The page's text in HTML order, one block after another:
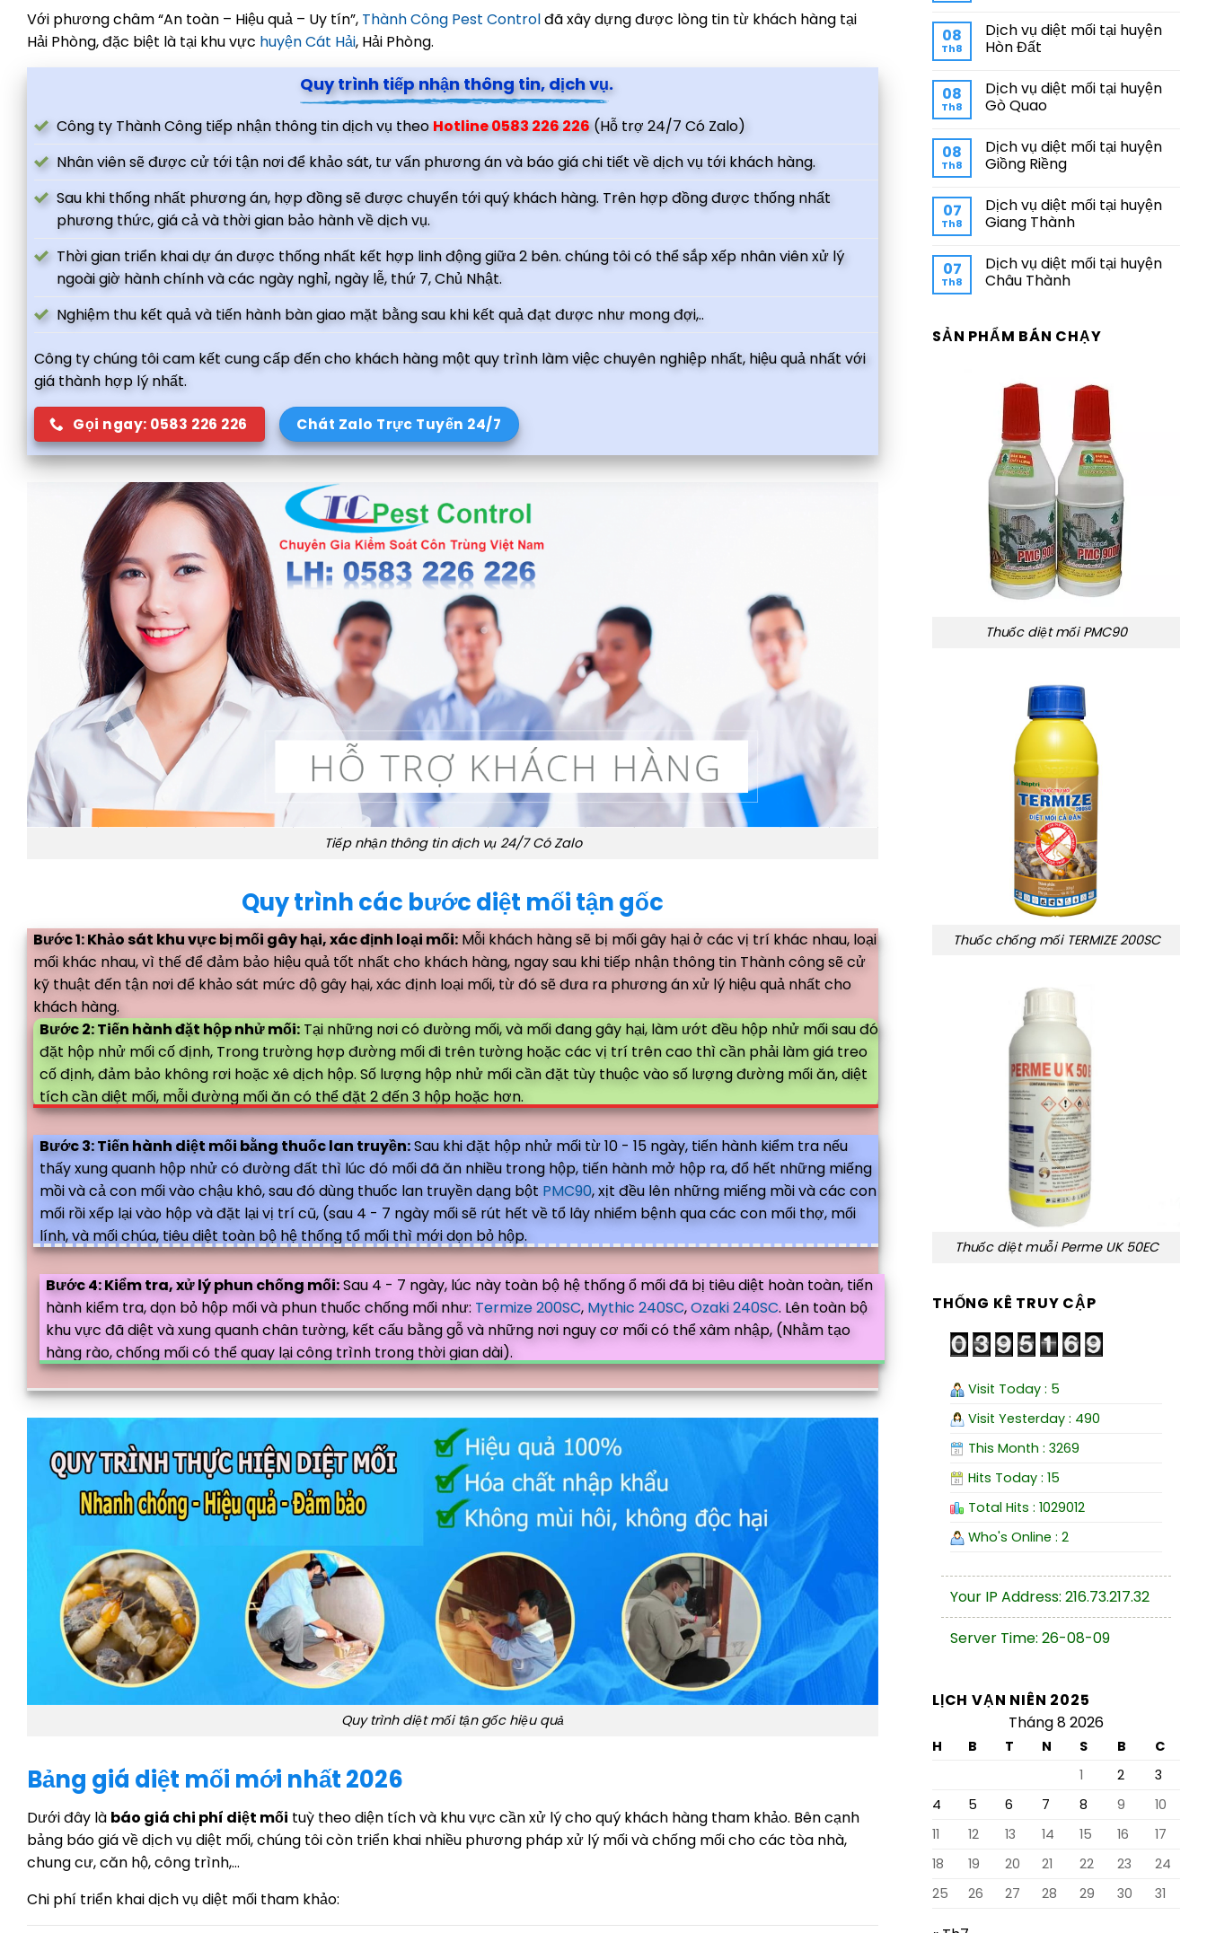
Với phương châm “An toàn – Hiệu quả – Uy tín”, Thành Công Pest Controlđã xây dựng được lòng tin từ khách hàng tại
Hải Phòng, đặc biệt là tại khu vực huyện Cát Hải, Hải Phòng.
Quy trình tiếp nhận thông tin, dịch vụ.
Công ty Thành Công tiếp nhận thông tin dịch vụ theo Hotline 0583 226 226(Hỗ trợ 24/7 Có Zalo)
Nhân viên sẽ được cử tới tận nơi để khảo sát, tư vấn phương án và báo giá chi tiết về dịch vụ tới khách hàng.
Sau khi thống nhất phương án, hợp đồng sẽ được chuyển tới quý khách hàng. Trên hợp đồng được thống nhất
phương thức, giá cả và thời gian bảo hành về dịch vụ.
Thời gian triển khai dự án được thống nhất kết hợp linh động giữa 2 bên. chúng tôi có thể sắp xếp nhân viên xử lý
ngoài giờ hành chính và các ngày nghỉ, ngày lễ, thứ 7, Chủ Nhật.
Nghiệm thu kết quả và tiến hành bàn giao mặt bằng sau khi kết quả đạt được như mong đợi,..
Công ty chúng tôi cam kết cung cấp đến cho khách hàng một quy trình làm việc chuyên nghiệp nhất, hiệu quả nhất với
giá thành hợp lý nhất.
Gọi ngay: 0583 226 226 Chát Zalo Trực Tuyến 24/7
Tiếp nhận thông tin dịch vụ 24/7 Có Zalo
Quy trình các bước diệt mối tận gốc
Bước 1: Khảo sát khu vực bị mối gây hại, xác định loại mối: Mỗi khách hàng sẽ bị mối gây hại ở các vị trí khác nhau, loại
mối khác nhau, vì thế để đảm bảo hiệu quả tốt nhất cho khách hàng, ngay sau khi tiếp nhận thông tin Thành công sẽ cử
kỹ thuật đến tận nơi để khảo sát mức độ gây hại, xác định loại mối, từ đó sẽ đưa ra phương án xử lý hiệu quả nhất cho
khách hàng.
Bước 2: Tiến hành đặt hộp nhử mối: Tại những nơi có đường mối, và mối đang gây hại, làm ướt đều hộp nhử mối sau đó
đặt hộp nhử mối cố định, Trong trường hợp đường mối đi trên tường hoặc các vị trí trên cao thì cần phải làm giá treo
cố định, đảm bảo không rơi hoặc xê dịch hộp. Số lượng hộp nhử mối cần đặt tùy thuộc vào số lượng đường mối ăn, diệt
tích cần diệt mối, mỗi đường mối ăn có thể đặt 2 đến 3 hộp hoặc hơn.
Bước 3: Tiến hành diệt mối bằng thuốc lan truyền:Sau khi đặt hộp nhử mối từ 10 - 15 ngày, tiến hành kiểm tra nếu
thấy xung quanh hộp nhử có đường đất thì lúc đó mối đã ăn nhiều trong hộp, tiến hành mở hộp ra, đổ hết những miếng
mồi và cả con mối vào chậu khô, sau đó dùng thuốc lan truyền dạng bột PMC90, xịt đều lên những miếng mồi và các con
mối rồi xếp lại vào hộp và đặt lại vị trí cũ, (sau 4 - 7 ngày mối sẽ rút hết về tổ lây nhiểm bệnh qua các con mối thợ, mối
lính, và mối chúa, tiêu diệt toàn bộ hệ thống tổ mối thì mới dọn bỏ hộp.
Bước 4: Kiểm tra, xử lý phun chống mối:Sau 4 - 7 ngày, lúc này toàn bộ hệ thống ổ mối đã bị tiêu diệt hoàn toàn, tiến
hành kiểm tra, dọn bỏ hộp mối và phun thuốc chống mối như: Termize 200SC, Mythic 240SC,Ozaki 240SC. Lên toàn bộ
khu vực đã diệt và xung quanh chân tường, kết cấu bằng gỗ và những nơi nguy cơ mối có thể xâm nhập, (Nhằm tạo
hàng rào, chống mối có thể quay lại công trình trong thời gian dài).
Quy trình diệt mối tận gốc hiệu quả
Bảng giá diệt mối mới nhất 2026
Dưới đây là báo giá chi phí diệt mối tuỳ theo diện tích và khu vực cần xử lý cho quý khách hàng tham khảo. Bên cạnh
bảng báo giá về dịch vụ diệt mối, chúng tôi còn triển khai nhiều phương pháp xử lý mối và chống mối cho các tòa nhà,
chung cư, căn hộ, công trình,…
Chi phí triển khai dịch vụ diệt mối tham khảo:
08
Th8
Dịch vụ diệt mối tại huyện
Hòn Đất
08
Th8
Dịch vụ diệt mối tại huyện
Gò Quao
08
Th8
Dịch vụ diệt mối tại huyện
Giồng Riềng
07
Th8
Dịch vụ diệt mối tại huyện
Giang Thành
07
Th8
Dịch vụ diệt mối tại huyện
Châu Thành
SẢN PHẨM BÁN CHẠY
Thuốc diệt mối PMC90
Thuốc chống mối TERMIZE 200SC
Thuốc diệt muỗi Perme UK 50EC
THỐNG KÊ TRUY CẬP
Visit Today : 5
Visit Yesterday : 490
This Month : 3269
Hits Today : 15
Total Hits : 1029012
Who's Online : 2
Your IP Address: 216.73.217.32
Server Time: 26-08-09
LỊCH VẠN NIÊN 2025
Tháng 8 2026
H B T N S B
C
1
2
3
4
5 6 7 8 9
10
11
12 13 14 15 16
17
18
19 20 21 22 23
24
25
26 27 28 29 30 31